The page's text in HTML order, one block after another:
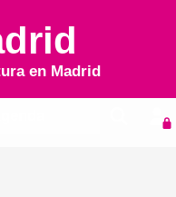
en Madrid